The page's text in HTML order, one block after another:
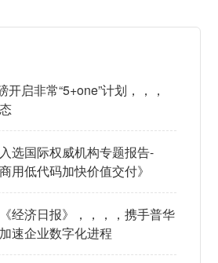
开启非常“5+one”计划，，，
选国际权威机构专题报告-
用低代码加快价值交付》
经济日报》，，，，携手普华
速企业数字化进程